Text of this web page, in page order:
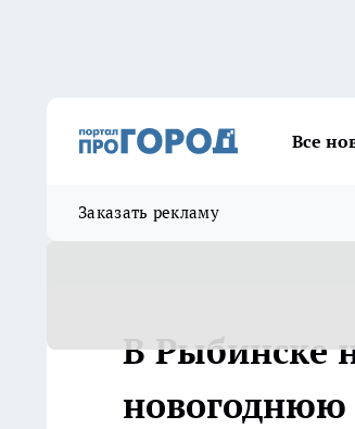
Все
Заказать рекламу
В Рыбинске
новогоднюю